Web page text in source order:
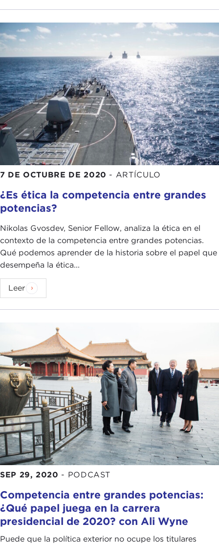
7 DE OCTUBRE DE 2020 - ARTÍCULO
¿Es ética la competencia entre grandes
potencias?
Nikolas Gvosdev, Senior Fellow, analiza la ética en el
contexto de la competencia entre grandes potencias.
Qué podemos aprender de la historia sobre el papel que
desempeña la ética...
Leer
SEP 29, 2020 - PODCAST
Competencia entre grandes potencias:
¿Qué papel juega en la carrera
presidencial de 2020? con Ali Wyne
Puede que la política exterior no ocupe los titulares